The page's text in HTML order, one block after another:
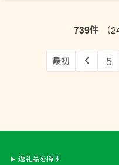
飲み比べ 1.8L 一升瓶【吉村酒
739件 （
最初 5
返礼品を探す